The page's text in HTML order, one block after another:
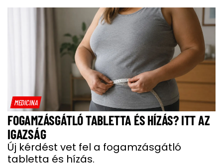
MEDICINA
FOGAMZÁSGÁTLÓ TABLETTA ÉS HÍZÁS? ITT AZ
IGAZSÁG
Új kérdést vet fel a fogamzásgátló
tabletta és hízás.